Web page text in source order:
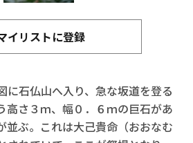
に石仏山へ入り、急な坂道を登る
高さ３ｍ、幅０．６ｍの巨石があ
並ぶ。これは大己貴命（おおなむ
イリストに登録